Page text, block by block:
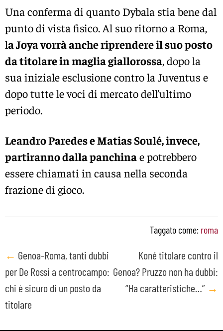
Una conferma di quanto Dybala stia bene dal
punto di vista fisico. Al suo ritorno a Roma,
la Joya vorrà anche riprendere il suo posto
da titolare in maglia giallorossa, dopo la
sua iniziale esclusione contro la Juventus e
dopo tutte le voci di mercato dell’ultimo
periodo.
Leandro Paredes e Matias Soulé, invece,
partiranno dalla panchinae potrebbero
essere chiamati in causa nella seconda
frazione di gioco.
Taggato come: roma
Post
navigation
← Genoa-Roma, tanti dubbi
per De Rossi a centrocampo:
chi è sicuro di un posto da
titolare
Koné titolare contro il
Genoa? Pruzzo non ha dubbi:
“Ha caratteristiche…” →